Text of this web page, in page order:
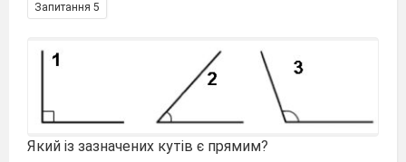
Запитання 5
Який із зазначених кутів є прямим?